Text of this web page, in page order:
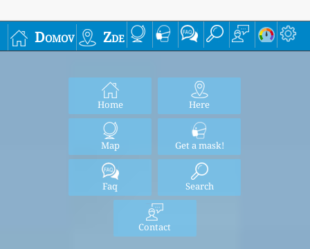
Domov Zde
Home Here
Map Get a mask!
Faq Search
Contact